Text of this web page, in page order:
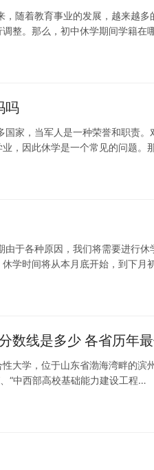
，随着教育事业的发展，越来越
整。那么，初中休学期间学籍在
吗
国家，当军人是一种荣誉和职责
，因此休学是一个常见的问题。
于各种原因，我们将需要进行
学时间将从本月底开始，到下月
数线是多少 各省历年
大学，位于山东省渤海湾畔的
“中西部高校基础能力建设工程…